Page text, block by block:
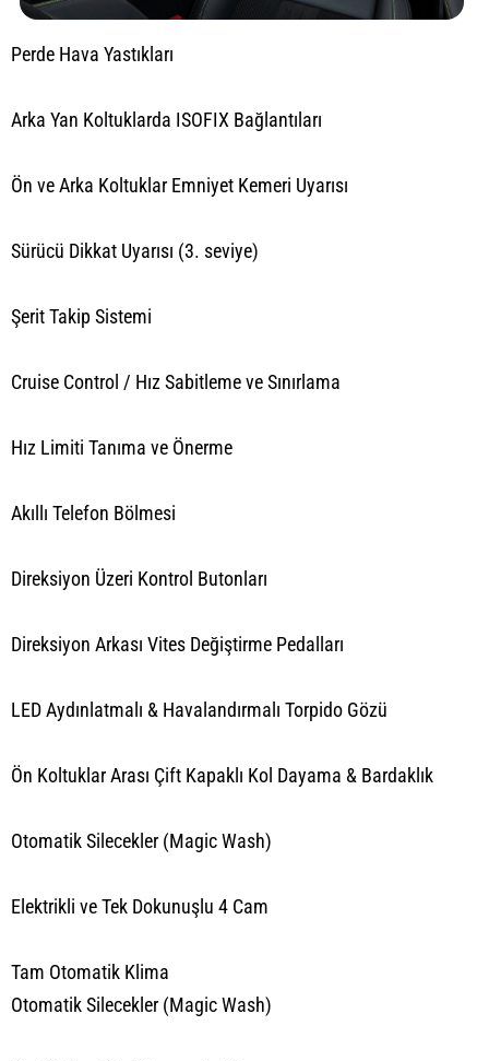
Perde Hava Yastıkları
Arka Yan Koltuklarda ISOFIX Bağlantıları
Ön ve Arka Koltuklar Emniyet Kemeri Uyarısı
Sürücü Dikkat Uyarısı (3. seviye)
Şerit Takip Sistemi
Cruise Control / Hız Sabitleme ve Sınırlama
Hız Limiti Tanıma ve Önerme
Akıllı Telefon Bölmesi
Direksiyon Üzeri Kontrol Butonları
Direksiyon Arkası Vites Değiştirme Pedalları
LED Aydınlatmalı & Havalandırmalı Torpido Gözü
Ön Koltuklar Arası Çift Kapaklı Kol Dayama & Bardaklık
Otomatik Silecekler (Magic Wash)
Elektrikli ve Tek Dokunuşlu 4 Cam
Tam Otomatik Klima
Otomatik Silecekler (Magic Wash)